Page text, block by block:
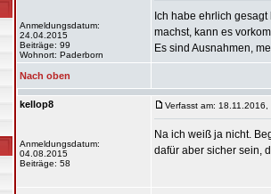
Anmeldungsdatum:
24.04.2015
Beiträge: 99
Wohnort: Paderborn
Ich habe ehrlich
machst, kann es
Es sind Ausnahmen,
Nach oben
kellop8
Anmeldungsdatum:
04.08.2015
Beiträge: 58
Verfasst am: 18.11.2016,
Na ich weiß ja nicht.
dafür aber sicher sein,